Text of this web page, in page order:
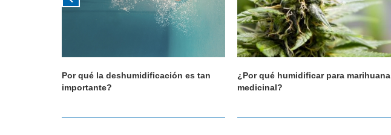
Por qué la deshumidificación es tan
importante?
¿Por qué humidificar para marihuana
medicinal?